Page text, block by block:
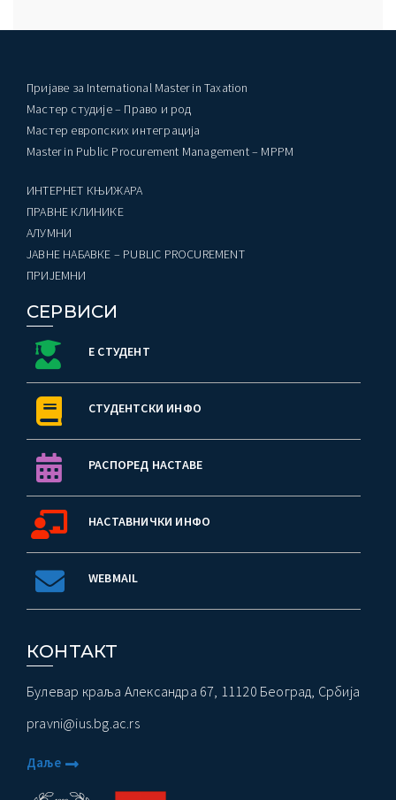
Пријаве за International Master in Taxation
Мастер студије – Право и род
Мастер европских интеграција
Master in Public Procurement Management – MPPM
ИНТЕРНЕТ КЊИЖАРА
ПРАВНЕ КЛИНИКЕ
AЛУМНИ
ЈАВНЕ НАБАВКЕ – PUBLIC PROCUREMENT
ПРИЈЕМНИ
СЕРВИСИ
Е СТУДЕНТ
СТУДЕНТСКИ ИНФО
РАСПОРЕД НАСТАВЕ
НАСТАВНИЧКИ ИНФО
WEBMAIL
КОНТАКТ
Булевар краља Александра 67, 11120 Београд, Србија
pravni@ius.bg.ac.rs
Даље